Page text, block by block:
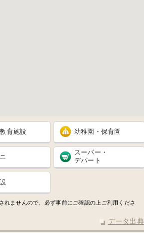
育施設 幼稚園・保育園
スーパー・
デパート
ませんので、必ず事前にご確認の上ご利用くださ
データ出典